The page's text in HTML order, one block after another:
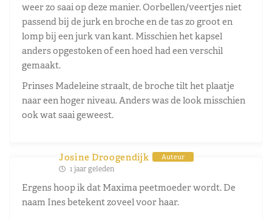
weer zo saai op deze manier. Oorbellen/veertjes niet
passend bij de jurk en broche en de tas zo groot en
lomp bij een jurk van kant. Misschien het kapsel
anders opgestoken of een hoed had een verschil
gemaakt.
Prinses Madeleine straalt, de broche tilt het plaatje
naar een hoger niveau. Anders was de look misschien
ook wat saai geweest.
Josine Droogendijk Auteur
1 jaar geleden
Ergens hoop ik dat Maxima peetmoeder wordt. De
naam Ines betekent zoveel voor haar.